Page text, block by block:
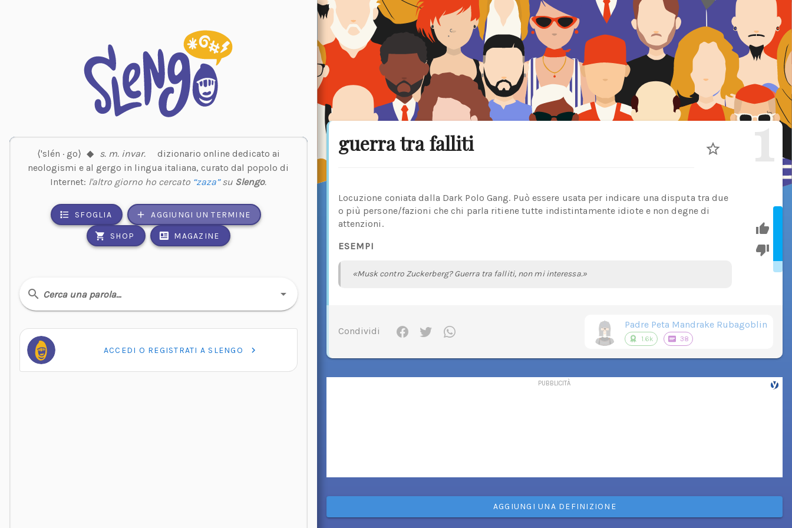
⟨'slén · go⟩ ◆ s. m. invar.
dizionario online dedicato ai
neologismi e al gergo in lingua italiana, curato dal popolo di
Internet: l'altro giorno ho cercato “zaza”su Slengo.
SFOGLIA AGGIUNGI UN TERMINE
SHOP MAGAZINE
Cerca una parola…
ACCEDI O REGISTRATI A SLENGO
guerra tra falliti 1
Locuzione coniata dalla Dark Polo Gang. Può essere usata per indicare una disputa tra due
o più persone/fazioni che chi parla ritiene tutte indistintamente idiote e non degne di
attenzioni.
ESEMPI
«Musk contro Zuckerberg? Guerra tra falliti, non mi interessa.»
Condividi
Padre Peta Mandrake Rubagoblin
1.6k 38
AGGIUNGI UNA DEFINIZIONE